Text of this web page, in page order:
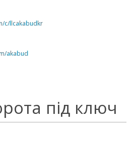
c/llcakabudkr
akabud
під ключ